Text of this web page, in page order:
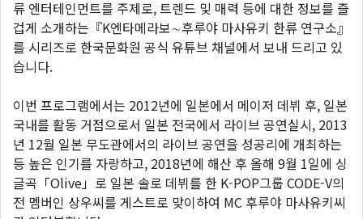
류 엔터테인먼트를 주제로, 트렌드 및 매력 등에 대한 정보를 즐
겁게 소개하는『K엔타메라보∼후루야 마사유키 한류 연구소』
를 시리즈로 한국문화원 공식 유튜브 채널에서 보내 드리고 있
습니다.
이번 프로그램에서는 2012년에 일본에서 메이저 데뷔 후, 일본
국내를 활동 거점으로서 일본 전국에서 라이브 공연실시, 2013
년 12월 일본 무도관에서의 라이브 공연을 성공리에 개최하는
등 높은 인기를 자랑하고, 2018년에 해산 후 올해 9월 1일에 싱
글곡「Olive」로 일본 솔로 데뷔를 한 K-POP그룹 CODE-V의
전 멤버인 상우씨를 게스트로 맞이하여 MC 후루야 마사유키씨